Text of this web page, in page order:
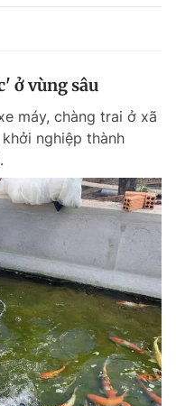
ở vùng sâu
máy, chàng trai ở xã
nghiệp thành